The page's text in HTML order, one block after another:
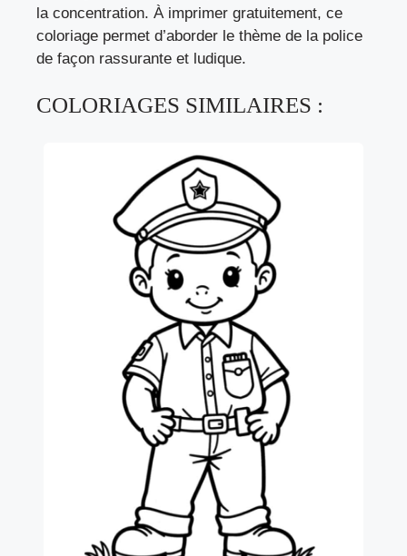
la concentration. À imprimer gratuitement, ce
coloriage permet d’aborder le thème de la police
de façon rassurante et ludique.
COLORIAGES SIMILAIRES :